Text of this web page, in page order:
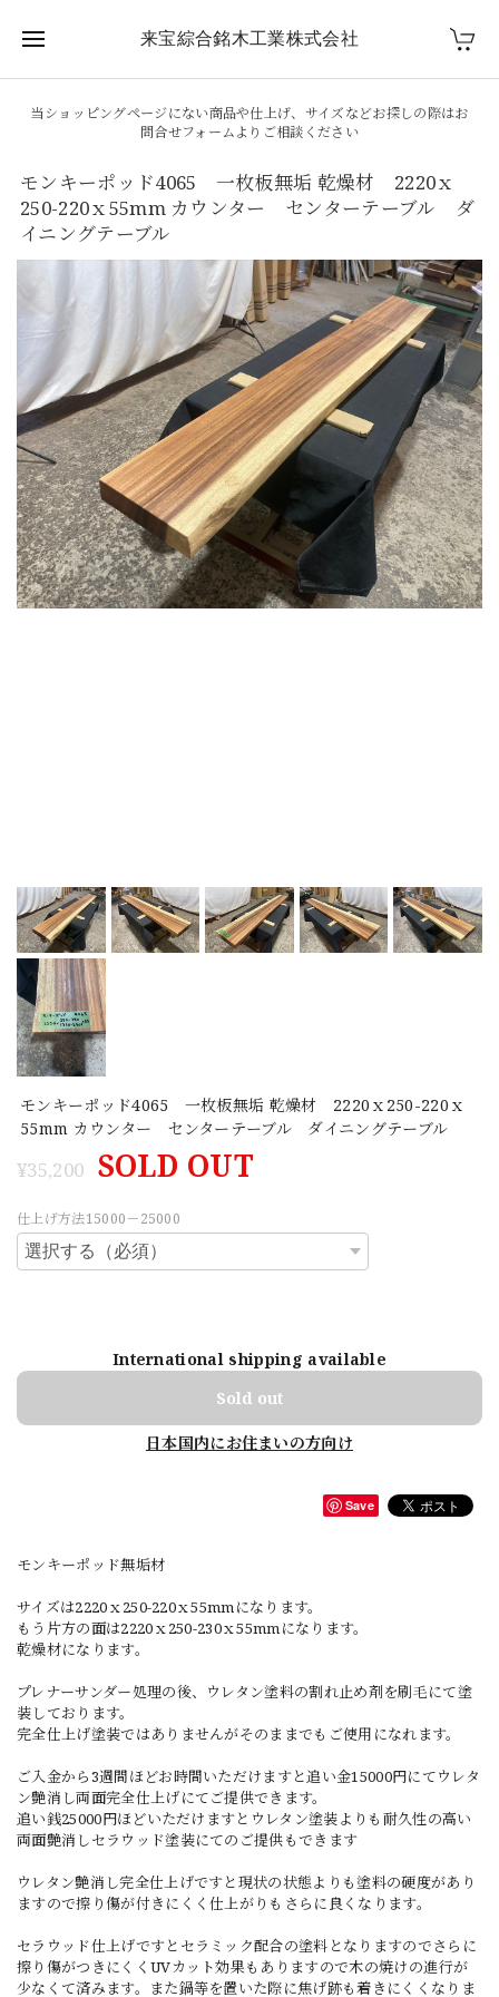
来宝綜合銘木工業株式会社
当ショッピングページにない商品や仕上げ、サイズなどお探しの際はお
問合せフォームよりご相談ください
モンキーポッド4065 一枚板無垢 乾燥材 2220ｘ
250-220ｘ55mm カウンター センターテーブル ダ
イニングテーブル
モンキーポッド4065 一枚板無垢 乾燥材 2220ｘ250-220ｘ
55mm カウンター センターテーブル ダイニングテーブル
¥35,200 SOLD OUT
仕上げ方法15000－25000
International shipping available
Sold out
日本国内にお住まいの方向け
Save
モンキーポッド無垢材
サイズは2220ｘ250-220ｘ55mmになります。
もう片方の面は2220ｘ250-230ｘ55mmになります。
乾燥材になります。
プレナーサンダー処理の後、ウレタン塗料の割れ止め剤を刷毛にて塗
装しております。
完全仕上げ塗装ではありませんがそのままでもご使用になれます。
ご入金から3週間ほどお時間いただけますと追い金15000円にてウレタ
ン艶消し両面完全仕上げにてご提供できます。
追い銭25000円ほどいただけますとウレタン塗装よりも耐久性の高い
両面艶消しセラウッド塗装にてのご提供もできます
ウレタン艶消し完全仕上げですと現状の状態よりも塗料の硬度があり
ますので擦り傷が付きにくく仕上がりもさらに良くなります。
セラウッド仕上げですとセラミック配合の塗料となりますのでさらに
擦り傷がつきにくくUVカット効果もありますので木の焼けの進行が
少なくて済みます。また鍋等を置いた際に焦げ跡も着きにくくなりま